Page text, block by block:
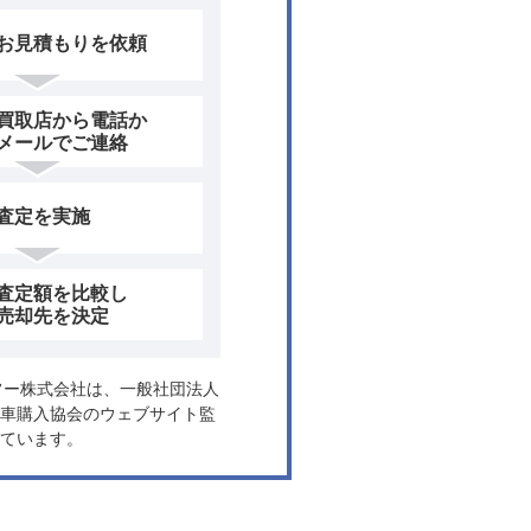
見積もりを依頼
取店から電話か
ールでご連絡
定を実施
定額を比較し
却先を決定
株式会社は、一般社団法人
購入協会のウェブサイト監
います。